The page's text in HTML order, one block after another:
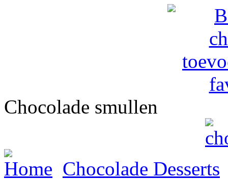
Chocolade smullen
Home Chocolade Desserts